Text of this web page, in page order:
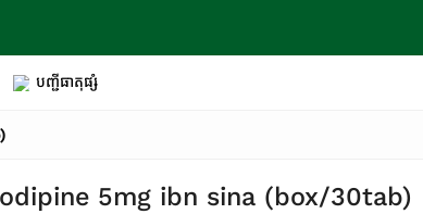
បញ្ជីធាតុផ្សំ
5mg ibn sina (box/30tab)